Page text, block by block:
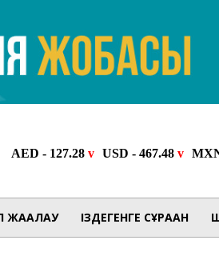
ЖАҒАЛАУ ІЗДЕГЕНГЕ СҰРАҒАН